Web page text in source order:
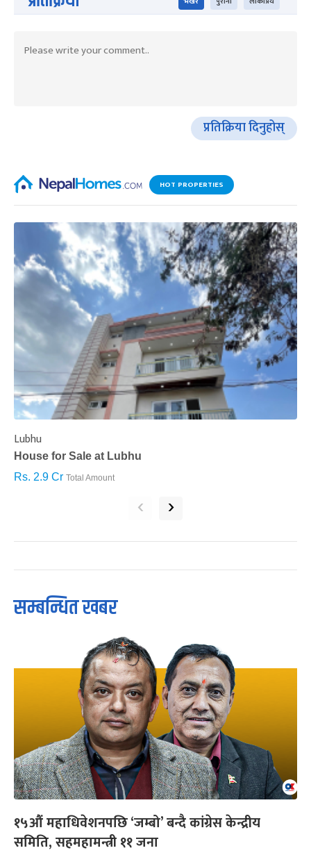
प्रतिक्रिया दिनुहोस्
HOT PROPERTIES
Lubhu
House for Sale at Lubhu
Rs. 2.9 Cr Total Amount
‹ ›
सम्बन्धित खबर
१५औं महाधिवेशनपछि ‘जम्बो’ बन्दै कांग्रेस केन्द्रीय
समिति, सहमहामन्त्री ११ जना